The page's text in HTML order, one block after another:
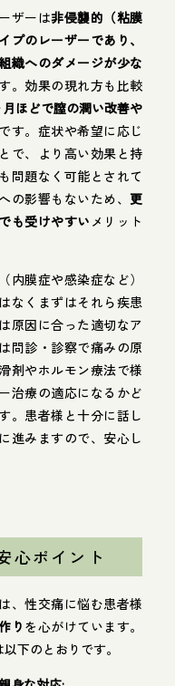
ザーは非侵襲的（粘膜
プのレーザーであり、
織へのダメージが少な
。効果の現れ方も比較
ほどで膣の潤い改善や
です。症状や希望に応じ
で、より高い効果と持
問題なく可能とされて
の影響もないため、更
も受けやすい メリット
内膜症や感染症など）
なくまずはそれら疾患
原因に合った適切なア
問診・診察で痛みの原
剤やホルモン療法で様
治療の適応になるかど
。患者様と十分に話し
進みますので、安心し
心ポイント
、性交痛に悩む患者様
り を心がけています。
下のとおりです。